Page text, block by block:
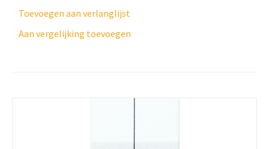
Toevoegen aan verlanglijst
Aan vergelijking toevoegen